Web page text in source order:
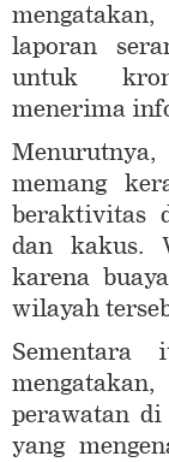
laporan
untuk
menerima
memang
beraktivitas
dan kakus.
karena
wilayah
Sementara
perawatan di
yang